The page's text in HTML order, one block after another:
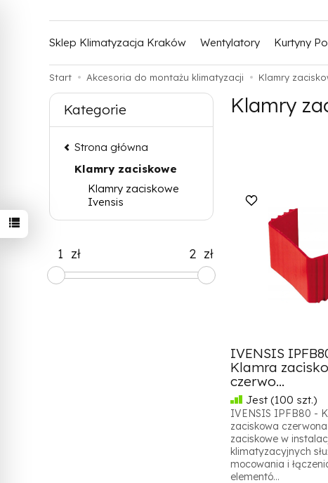
Sklep Klimatyzacja Kraków Wentylatory Kurtyny
Start Akcesoria do montażu klimatyzacji Klamry
Klamry
IVENSIS
Klamra
czerwo...
Jest(100 szt.)
IVENSIS IPFB80 -
zaciskowa
zaciskowe w
klimatyzacyjnych
mocowania i
elementó...
Kategorie
Strona główna
Klamry zaciskowe
Klamry zaciskowe
Ivensis
zł zł